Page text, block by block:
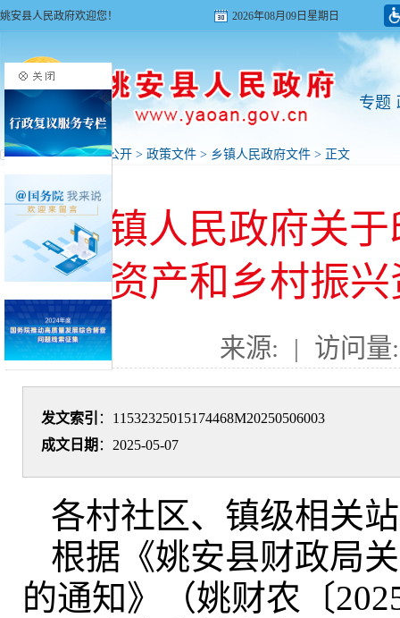
姚安县人民政府欢迎您！ 2026年08月09日星期日
专题
首页>政府信息公开 > 政策文件 > 乡镇人民政府文件 > 正文
栋川镇人民政府关
资产和乡村振
来源: | 访问量:
发文索引 ：11532325015174468M20250506003
成文日期 ：2025-05-07
各村社区、镇级相关
根据《姚安县财政局
的通知》（姚财农〔